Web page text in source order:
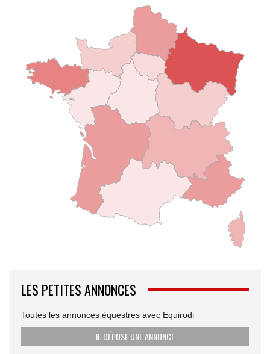
LES PETITES ANNONCES
Toutes les annonces équestres avec Equirodi
JE DÉPOSE UNE ANNONCE